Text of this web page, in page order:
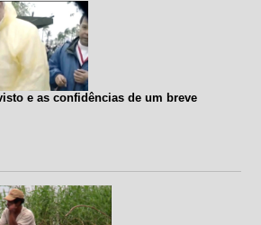
e as confidências de um breve